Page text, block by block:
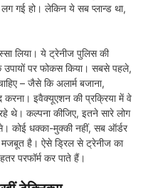
गई हो। लेकिन ये सब प्लान्ड था,
लिया। ये ट्रेनीज पुलिस की
उपायों पर फोकस किया। सबसे पहले,
– जैसे कि अलार्म बजाना,
इवैक्यूएशन की प्रक्रिया में वे
थे। कल्पना कीजिए, इतने सारे लोग
कोई धक्का-मुक्की नहीं, सब ऑर्डर
मजबूत है। ऐसे ड्रिल से ट्रेनीज का
परफॉर्म कर पाते हैं।